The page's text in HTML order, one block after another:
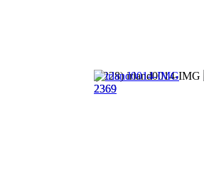
(7228) irland0014-IMG
2369